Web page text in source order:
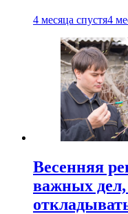
4 месяца спустя4
Весенняя
важных